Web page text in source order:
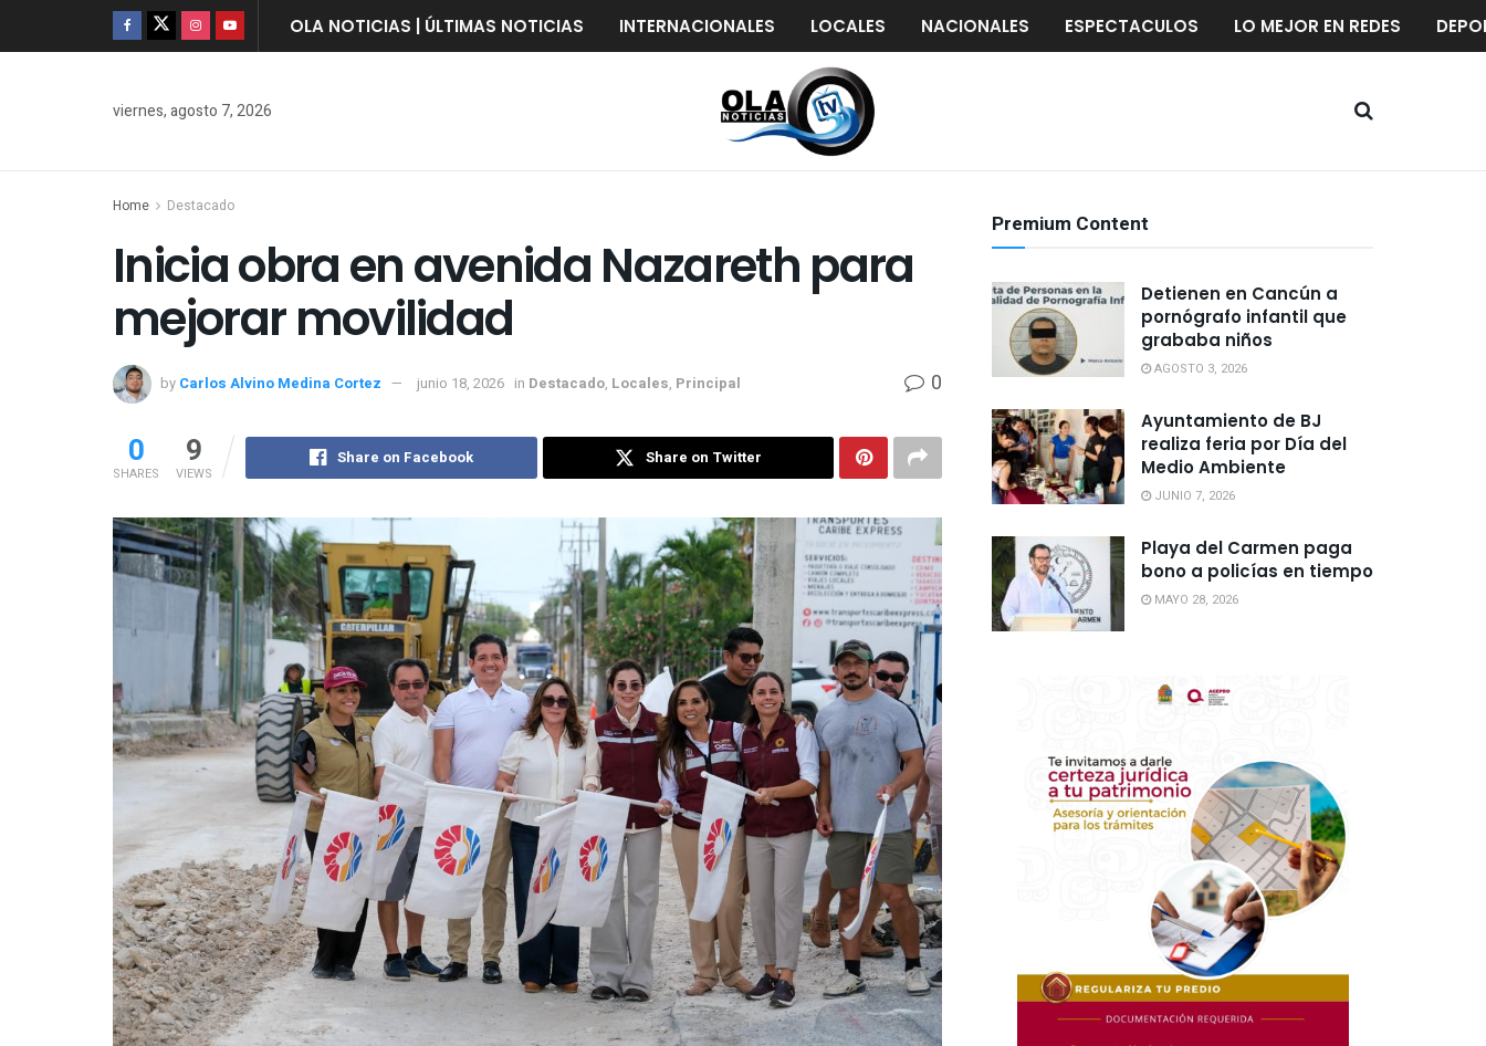
OLA NOTICIAS | ÚLTIMAS NOTICIAS INTERNACIONALES LOCALES NACIONALES ESPECTACULOS LO MEJOR EN REDES
viernes, agosto 7, 2026
Home Destacado
Inicia obra en avenida Nazareth para
mejorar movilidad
by Carlos Alvino Medina Cortez junio 18, 2026 in Destacado, Locales, Principal 0
0
SHARES
9
VIEWS
Share on Facebook Share on Twitter
Premium Content
Detienen en Cancún a
pornógrafo infantil que
grababa niños
AGOSTO 3, 2026
Ayuntamiento de BJ
realiza feria por Día del
Medio Ambiente
JUNIO 7, 2026
Playa del Carmen paga
bono a policías en tiempo
MAYO 28, 2026